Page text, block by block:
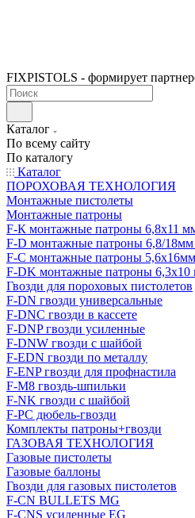
FIXPISTOLS - формирует
Каталог
По всему сайту
По каталогу
Каталог
ПОРОХОВАЯ ТЕХНОЛОГИЯ
Монтажные пистолеты
Монтажные патроны
F-К монтажные патроны 6,8х11 мм
F-D монтажные патроны 6,8/
F-C монтажные патроны
F-DK монтажные патроны 6,3х10
Гвозди для пороховых пистолетов
F-DN гвозди универсальные
F-DNC гвозди в кассете
F-DNP гвозди усиленные
F-DNW гвозди с шайбой
F-EDN гвозди по металлу
F-ENP гвозди для профнастила
F-M8 гвоздь-шпильки
F-NK гвозди с шайбой
F-PC дюбель-гвозди
Комплекты патроны+гвозди
ГАЗОВАЯ ТЕХНОЛОГИЯ
Газовые пистолеты
Газовые баллоны
Гвозди для газовых пистолетов
F-CN BULLETS MG
F-CNS усиленные EG